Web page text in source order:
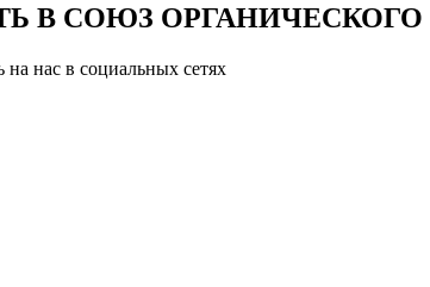
В СОЮЗ
нас в социальных сетях